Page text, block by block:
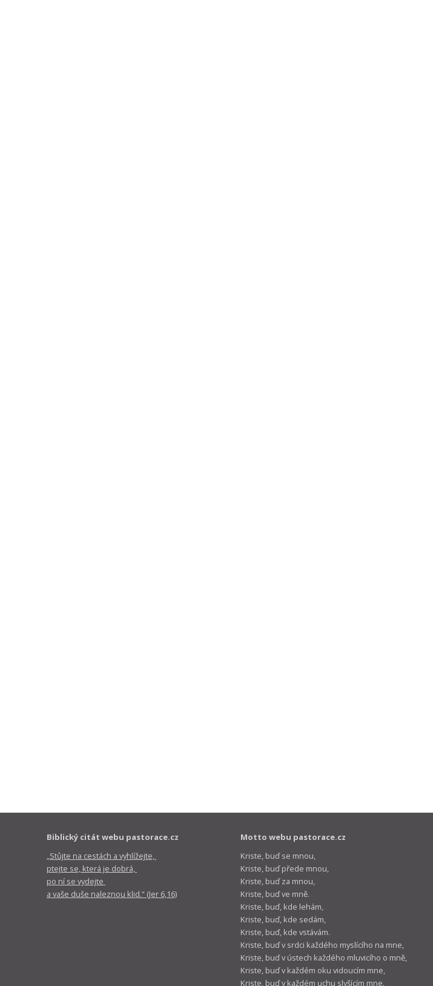
Biblický citát webu pastorace.cz
„Stůjte na cestách a vyhlížejte,
ptejte se, která je dobrá,
po ní se vydejte
a vaše duše naleznou klid.“ (Jer 6,16)
Motto webu pastorace.cz
Kriste, buď se mnou,
Kriste, buď přede mnou,
Kriste, buď za mnou,
Kriste, buď ve mně.
Kriste, buď, kde lehám,
Kriste, buď, kde sedám,
Kriste, buď, kde vstávám.
Kriste, buď v srdci každého myslícího na mne,
Kriste, buď v ústech každého mluvicího o mně,
Kriste, buď v každém oku vidoucím mne,
Kriste, buď v každém uchu slyšícím mne.